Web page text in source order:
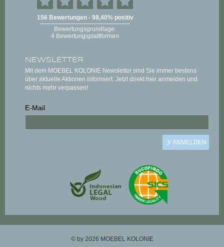
NEWSLETTER
Mit dem MOEBEL KOLONIE Newsletter sind Sie immer bestens
über aktuelle Aktionen informiert. Jetzt direkt hier anmelden und
nichts mehr verpassen!
E-Mail
© by 2026 MOEBEL KOLONIE